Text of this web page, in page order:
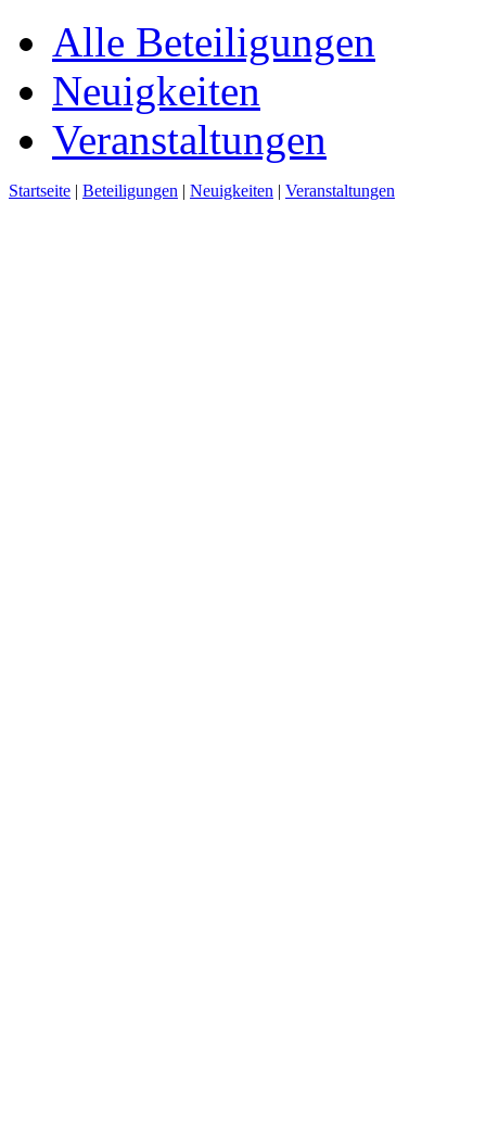
Alle Beteiligungen
Neuigkeiten
Veranstaltungen
Startseite | Beteiligungen | Neuigkeiten | Veranstaltungen